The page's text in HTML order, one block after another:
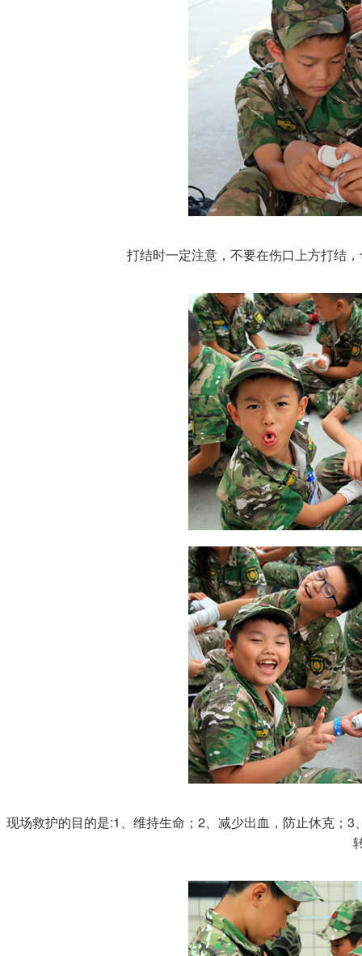
打结时一定注意，不要在伤口上方打结
现场救护的目的是:1、维持生命；2、减少出血，防止休克；